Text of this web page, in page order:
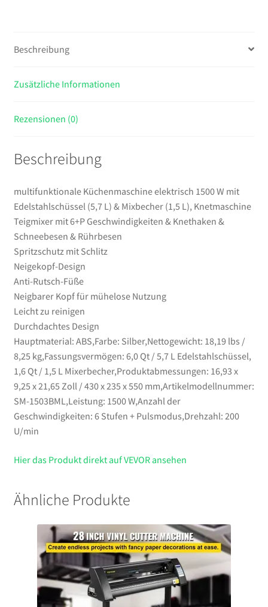
&
(1,5
Knetmaschine
6+P
&
Knethaken
&
Schneebesen
&
Rührbesen
Menge
Beschreibung
Zusätzliche Informationen
Rezensionen (0)
Beschreibung
multifunktionale Küchenmaschine elektrisch 1500 W mit
Edelstahlschüssel (5,7 L) & Mixbecher (1,5 L), Knetmaschine
Teigmixer mit 6+P Geschwindigkeiten & Knethaken &
Schneebesen & Rührbesen
Spritzschutz mit Schlitz
Neigekopf-Design
Anti-Rutsch-Füße
Neigbarer Kopf für mühelose Nutzung
Leicht zu reinigen
Durchdachtes Design
Hauptmaterial: ABS,Farbe: Silber,Nettogewicht: 18,19 lbs /
8,25 kg,Fassungsvermögen: 6,0 Qt / 5,7 L Edelstahlschüssel,
1,6 Qt / 1,5 L Mixerbecher,Produktabmessungen: 16,93 x
9,25 x 21,65 Zoll / 430 x 235 x 550 mm,Artikelmodellnummer:
SM-1503BML,Leistung: 1500 W,Anzahl der
Geschwindigkeiten: 6 Stufen + Pulsmodus,Drehzahl: 200
U/min
Hier das Produkt direkt auf VEVOR ansehen
Ähnliche Produkte